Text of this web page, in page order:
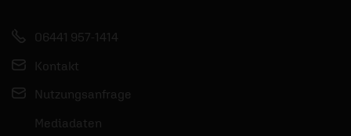
06441 957-1414
Kontakt
Nutzungsanfrage
Mediadaten